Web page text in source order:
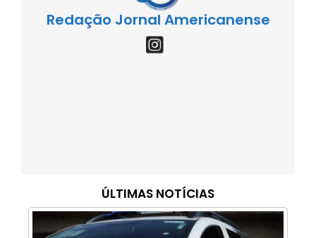
Redação Jornal Americanense
ÚLTIMAS NOTÍCIAS